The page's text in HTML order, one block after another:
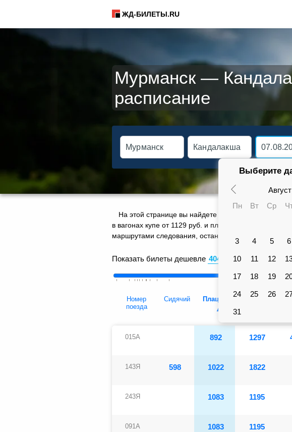
ЖД-БИЛЕТЫ.RU
Мурманск —
расписание
Выберите
Пн
Вт Ср
3 4 5 6
10 11 12
17 18 19
24 25 26
31
На этой странице вы найдете актуальное
в вагонах купе от 1129 руб. и плацкарте от 892 руб.
маршрутами следования, остановками 8 поездов,
Показать билеты дешевле рублей
Номер
поезда
Сидячий Плацкарт Купе
015А 892 1297
143Я 598 1022 1822
243Я 1083 1195
091А 1083 1195